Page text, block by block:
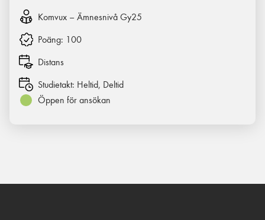
Komvux – Ämnesnivå Gy25
Poäng: 100
Distans
Studietakt: Heltid, Deltid
Öppen för ansökan